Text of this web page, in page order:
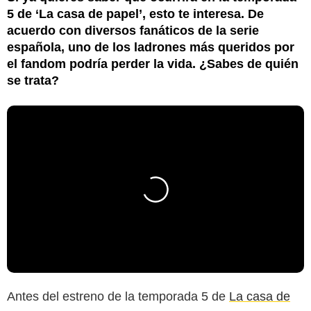
5 de ‘La casa de papel’, esto te interesa. De
acuerdo con diversos fanáticos de la serie
española, uno de los ladrones más queridos por
el fandom podría perder la vida. ¿Sabes de quién
se trata?
Antes del estreno de la temporada 5 de La casa de